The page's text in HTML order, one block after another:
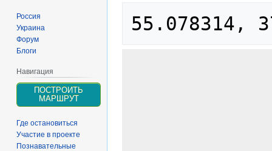
55.078314,
Россия
Украина
Форум
Блоги
Навигация
ПОСТРОИТЬ
МАРШРУТ
Где остановиться
Участие в проекте
Познавательные